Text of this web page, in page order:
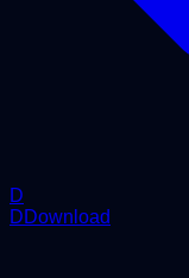
D
DDownload